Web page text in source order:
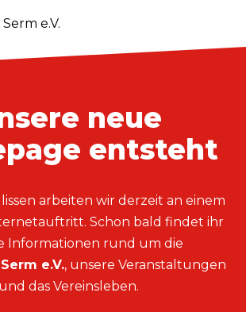
neue
entsteht
arbeiten wir derzeit an einem
Schon bald findet ihr
Informationen rund um die
e.V., unsere Veranstaltungen
und das Vereinsleben.